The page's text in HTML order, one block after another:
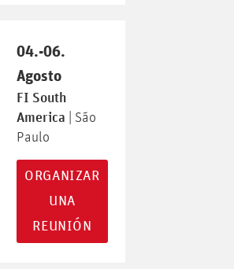
04.-06.
Agosto
FI South
America | São
Paulo
ORGANIZAR
UNA
REUNIÓN